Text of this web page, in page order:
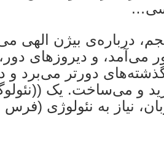
درباره‌ی بیژن الهی
می‌آمد، و دیروزهای
دورتر می‌برد و در
و می‌ساخت. یک
نیاز به نئولوژی